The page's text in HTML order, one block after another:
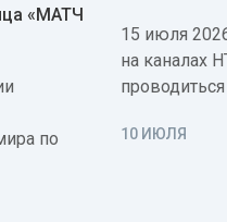
«МАТЧ
по
15 июля
на каналах
10 ИЮЛЯ